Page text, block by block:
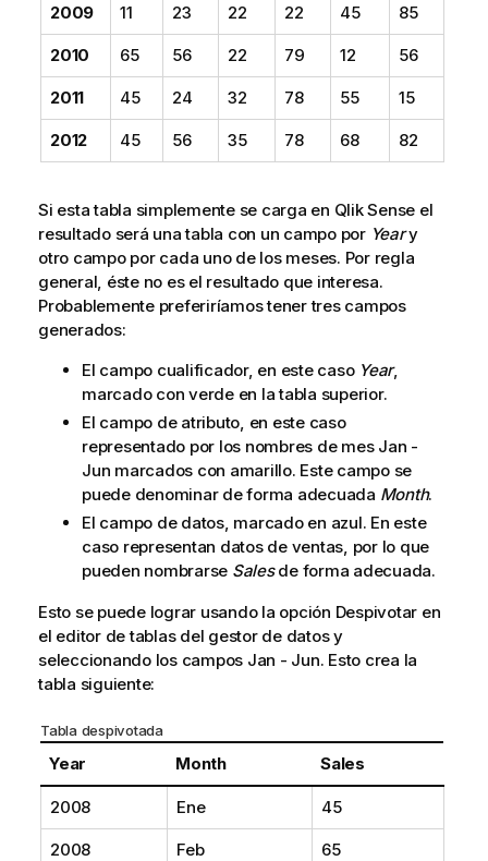
2009 11 23 22 22 45 85
2010 65 56 22 79 12 56
2011 45 24 32 78 55 15
2012 45 56 35 78 68 82
Si esta tabla simplemente se carga en Qlik Sense el
resultado será una tabla con un campo por Yeary
otro campo por cada uno de los meses. Por regla
general, éste no es el resultado que interesa.
Probablemente preferiríamos tener tres campos
generados:
El campo cualificador, en este caso Year,
marcado con verde en la tabla superior.
El campo de atributo, en este caso
representado por los nombres de mes Jan -
Jun marcados con amarillo. Este campo se
puede denominar de forma adecuada Month.
El campo de datos, marcado en azul. En este
caso representan datos de ventas, por lo que
pueden nombrarse Salesde forma adecuada.
Esto se puede lograr usando la opción Despivotar en
el editor de tablas del gestor de datos y
seleccionando los campos Jan - Jun. Esto crea la
tabla siguiente:
Tabla despivotada
Year Month Sales
2008 Ene 45
2008 Feb 65